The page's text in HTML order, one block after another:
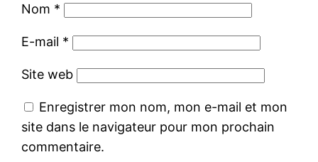
Nom *
E-mail *
Site web
Enregistrer mon nom, mon e-mail et mon
site dans le navigateur pour mon prochain
commentaire.